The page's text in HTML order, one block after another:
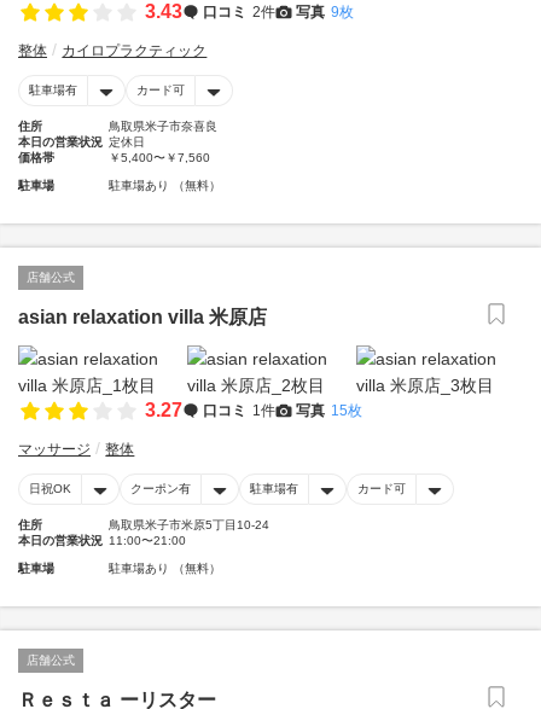
3.43 口コミ 2件 写真 9枚
整体 カイロプラクティック
駐車場有 カード可
住所
鳥取県米子市奈喜良
本日の営業状況 定休日
価格帯
￥5,400〜￥7,560
駐車場 駐車場あり （無料）
店舗公式
asian relaxation villa 米原店
3.27 口コミ 1件 写真 15枚
マッサージ 整体
日祝OK クーポン有 駐車場有 カード可
住所
鳥取県米子市米原5丁目10-24
本日の営業状況 11:00〜21:00
駐車場 駐車場あり （無料）
店舗公式
Ｒｅｓｔａ ーリスター